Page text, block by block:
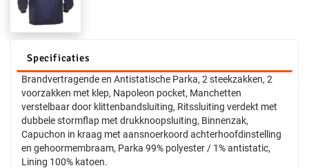
Specificaties
Brandvertragende en Antistatische Parka, 2 steekzakken, 2
voorzakken met klep, Napoleon pocket, Manchetten
verstelbaar door klittenbandsluiting, Ritssluiting verdekt met
dubbele stormflap met drukknoopsluiting, Binnenzak,
Capuchon in kraag met aansnoerkoord achterhoofdinstelling
en gehoormembraam, Parka 99% polyester / 1% antistatic,
Lining 100% katoen.